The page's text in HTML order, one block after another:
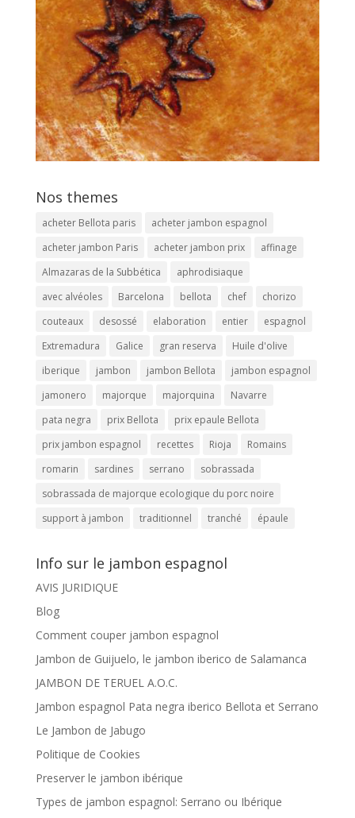
Nos themes
acheter Bellota paris
acheter jambon espagnol
acheter jambon Paris
acheter jambon prix
affinage
Almazaras de la Subbética
aphrodisiaque
avec alvéoles
Barcelona bellota chef
chorizo
couteaux
desossé elaboration entier
espagnol
Extremadura
Galice gran reserva
Huile d'olive
iberique
jambon jambon Bellota
jambon espagnol
jamonero
majorque majorquina
Navarre
pata negra
prix Bellota
prix epaule Bellota
prix jambon espagnol
recettes Rioja
Romains
romarin
sardines serrano
sobrassada
sobrassada de majorque ecologique du porc noire
support à jambon
traditionnel tranché épaule
Info sur le jambon espagnol
AVIS JURIDIQUE
Blog
Comment couper jambon espagnol
Jambon de Guijuelo, le jambon iberico de Salamanca
JAMBON DE TERUEL A.O.C.
Jambon espagnol Pata negra iberico Bellota et Serrano
Le Jambon de Jabugo
Politique de Cookies
Preserver le jambon ibérique
Types de jambon espagnol: Serrano ou Ibérique